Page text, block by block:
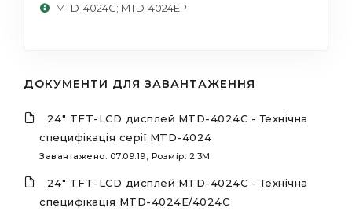
MTD-4024C; MTD-4024EP
ДОКУМЕНТИ ДЛЯ ЗАВАНТАЖЕННЯ
24" TFT-LCD дисплей MTD-4024С - Технічна
специфікація серії MTD-4024
Завантажено: 07.09.19, Розмір: 2.3M
24" TFT-LCD дисплей MTD-4024С - Технічна
специфікація MTD-4024E/4024C